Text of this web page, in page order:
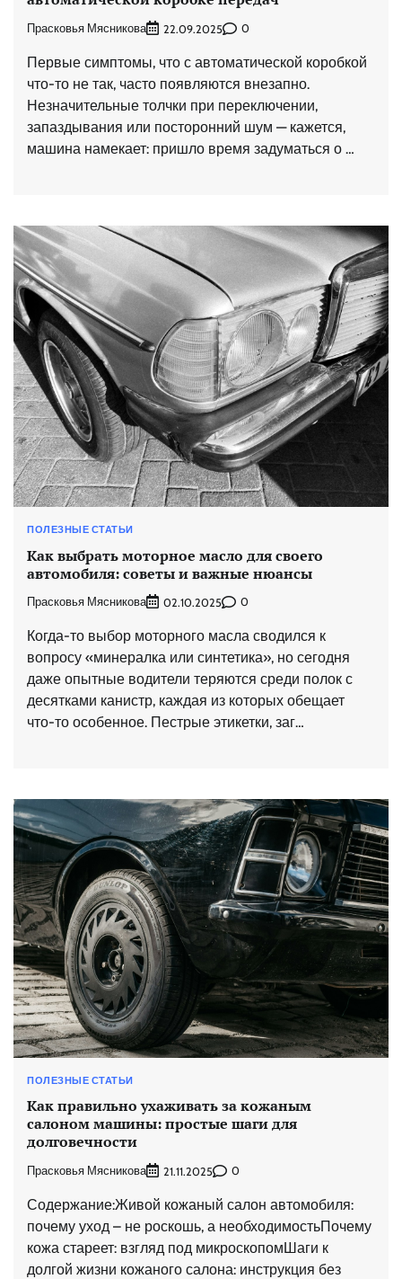
Прасковья Мясникова 22.09.2025 0
Первые симптомы, что с автоматической коробкой
что-то не так, часто появляются внезапно.
Незначительные толчки при переключении,
запаздывания или посторонний шум — кажется,
машина намекает: пришло время задуматься о …
ПОЛЕЗНЫЕ СТАТЬИ
Как выбрать моторное масло для своего
автомобиля: советы и важные нюансы
Прасковья Мясникова 02.10.2025 0
Когда-то выбор моторного масла сводился к
вопросу «минералка или синтетика», но сегодня
даже опытные водители теряются среди полок с
десятками канистр, каждая из которых обещает
что-то особенное. Пестрые этикетки, заг…
ПОЛЕЗНЫЕ СТАТЬИ
Как правильно ухаживать за кожаным
салоном машины: простые шаги для
долговечности
Прасковья Мясникова 21.11.2025 0
Содержание:Живой кожаный салон автомобиля:
почему уход – не роскошь, а необходимостьПочему
кожа стареет: взгляд под микроскопомШаги к
долгой жизни кожаного салона: инструкция без